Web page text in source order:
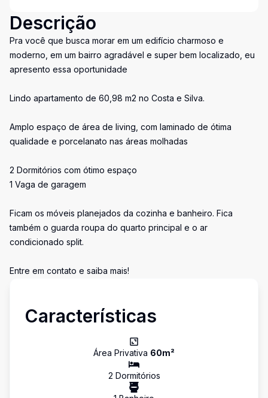
Descrição
Pra você que busca morar em um edifício charmoso e
moderno, em um bairro agradável e super bem localizado, eu
apresento essa oportunidade
Lindo apartamento de 60,98 m2 no Costa e Silva.
Amplo espaço de área de living, com laminado de ótima
qualidade e porcelanato nas áreas molhadas
2 Dormitórios com ótimo espaço
1 Vaga de garagem
Ficam os móveis planejados da cozinha e banheiro. Fica
também o guarda roupa do quarto principal e o ar
condicionado split.
Entre em contato e saiba mais!
Características
Área Privativa 60m²
2 Dormitórios